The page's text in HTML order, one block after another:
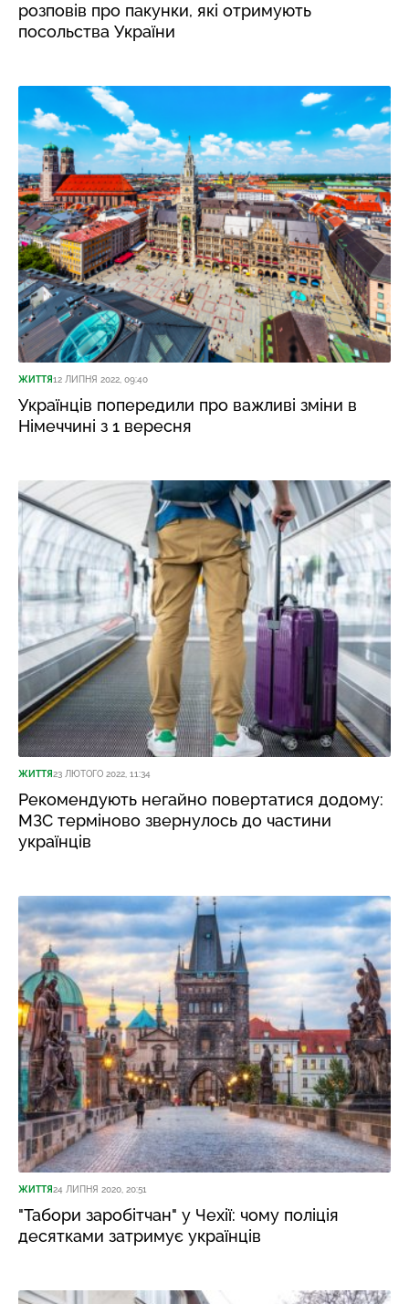
розповів про пакунки, які отримують
посольства України
ЖИТТЯ12 ЛИПНЯ 2022, 09:40
Українців попередили про важливі зміни в
Німеччині з 1 вересня
ЖИТТЯ23 ЛЮТОГО 2022, 11:34
Рекомендують негайно повертатися додому:
МЗС терміново звернулось до частини
українців
ЖИТТЯ24 ЛИПНЯ 2020, 20:51
"Табори заробітчан" у Чехії: чому поліція
десятками затримує українців